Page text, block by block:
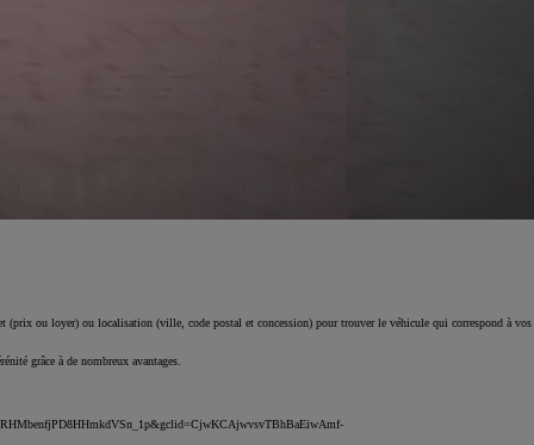
(prix ou loyer) ou localisation (ville, code postal et concession) pour trouver le véhicule qui correspond à vos
grâce à de nombreux avantages.